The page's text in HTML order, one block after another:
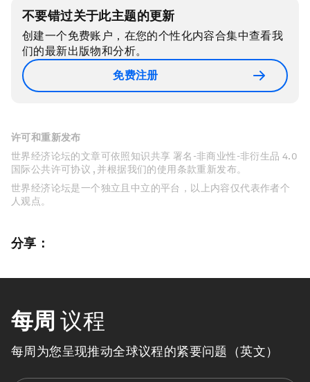
不要错过关于此主题的更新
创建一个免费账户，在您的个性化内容合集中查看我
们的最新出版物和分析。
免费注册
许可和重新发布
世界经济论坛的文章可依照知识共享 署名-非商业性-非衍生品 4.0
国际公共许可协议 , 并根据我们的使用条款重新发布。
世界经济论坛是一个独立且中立的平台，以上内容仅代表作者个
人观点。
分享：
每周 议程
每周为您呈现推动全球议程的紧要问题（英文）